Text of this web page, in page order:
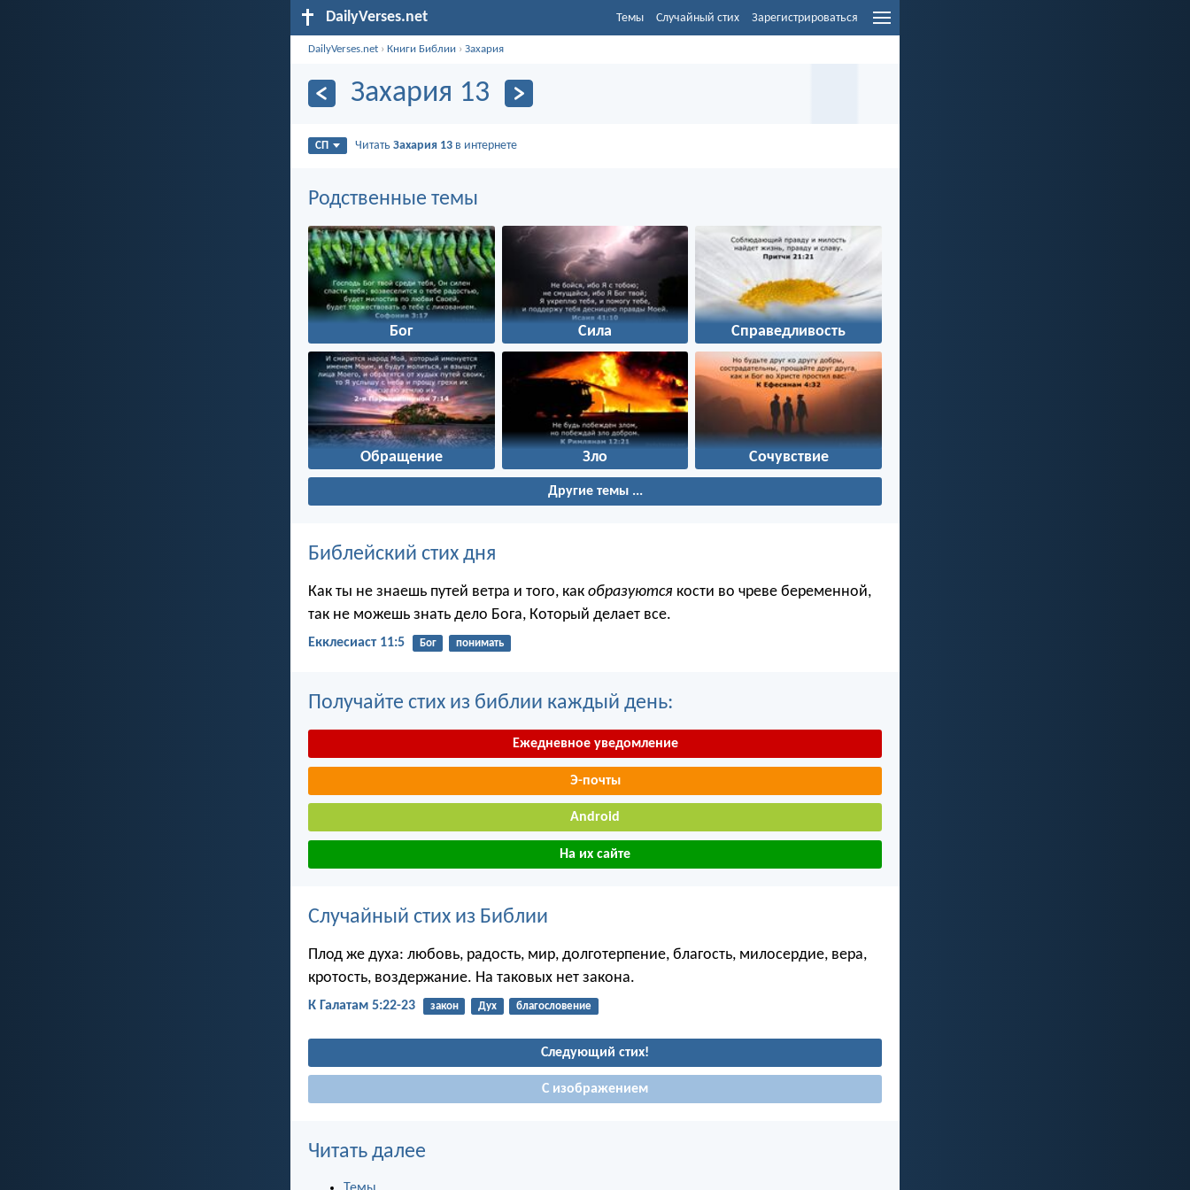
DailyVerses.net Темы Случайный стих Зарегистрироваться
DailyVerses.net ›Книги Библии ›Захария
Захария 13
СП ЧитатьЗахария 13 в интернете
Родственные темы
Бог Сила Справедливость
Обращение Зло Сочувствие
Другие темы ...
Библейский стих дня
Как ты не знаешь путей ветра и того, как образуются кости во чреве беременной,
так не можешь знать дело Бога, Который делает все.
Екклесиаст 11:5 Бог понимать
Получайте стих из библии каждый день:
Ежедневное уведомление
Э-почты
Android
На их сайте
Случайный стих из Библии
Плод же духа: любовь, радость, мир, долготерпение, благость, милосердие, вера,
кротость, воздержание. На таковых нет закона.
К Галатам 5:22-23 закон Дух благословение
Следующий стих!
С изображением
Читать далее